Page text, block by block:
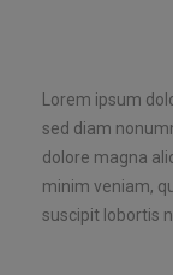
Lorem ipsum
sed diam
dolore magna
minim veniam,
suscipit lobortis